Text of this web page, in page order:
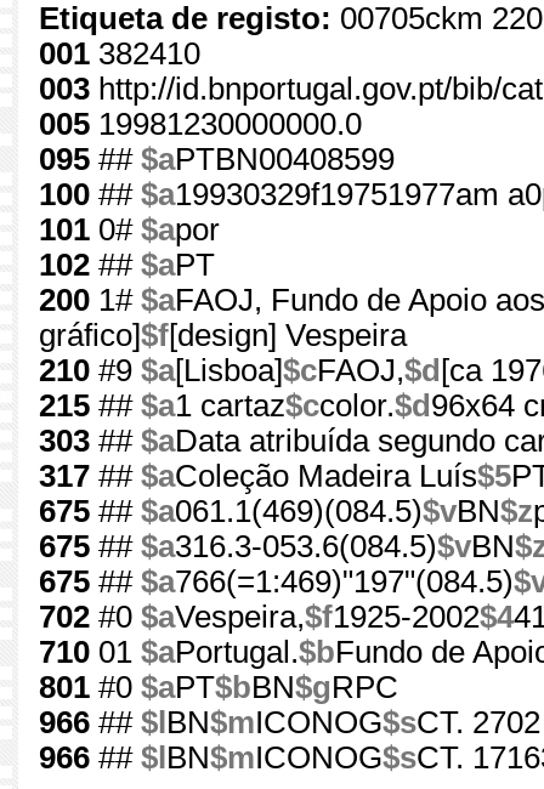
Etiqueta de registo: 00705ckm
001 382410
003 http://id.bnportugal.gov.pt/bib/
005 19981230000000.0
095 ## $aPTBN00408599
100 ## $a19930329f19751977am
101 0# $apor
102 ## $aPT
200 1# $aFAOJ, Fundo de Apoio
gráfico]$f[design] Vespeira
210 #9 $a[Lisboa]$cFAOJ,$d [ca
215 ## $a1 cartaz$ccolor.$d 96x64
303 ## $aData atribuída segundo
317 ## $aColeção Madeira Luís$5
675 ## $a061.1(469)(084.5)$vBN$z
675 ## $a316.3-053.6(084.5)$vBN
675 ## $a766(=1:469)"197"(084.5)
702 #0 $aVespeira,$f1925-2002$4
710 01 $aPortugal.$bFundo de
801 #0 $aPT$bBN$gRPC
966 ## $l BN$mICONOG$sCT.
966 ## $l BN$mICONOG$sCT.